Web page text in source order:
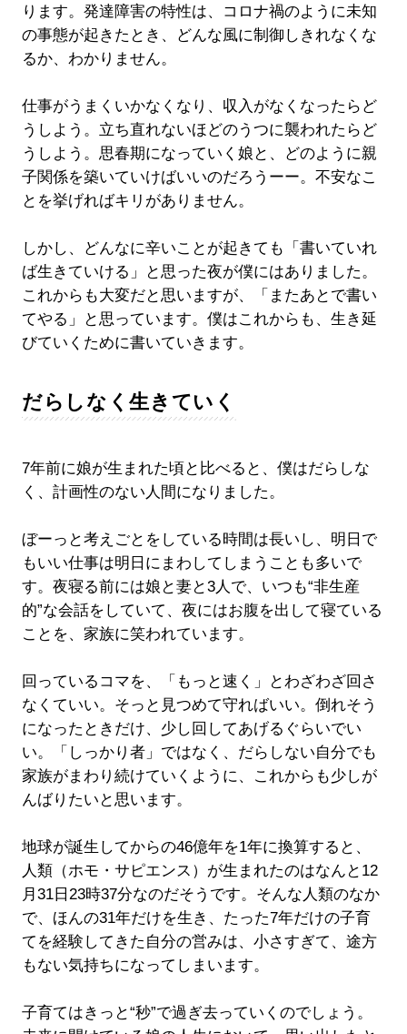
ります。発達障害の特性は、コロナ禍のように未知
の事態が起きたとき、どんな風に制御しきれなくな
るか、わかりません。
仕事がうまくいかなくなり、収入がなくなったらど
うしよう。立ち直れないほどのうつに襲われたらど
うしよう。思春期になっていく娘と、どのように親
子関係を築いていけばいいのだろうーー。不安なこ
とを挙げればキリがありません。
しかし、どんなに辛いことが起きても「書いていれ
ば生きていける」と思った夜が僕にはありました。
これからも大変だと思いますが、「またあとで書い
てやる」と思っています。僕はこれからも、生き延
びていくために書いていきます。
だらしなく生きていく
7年前に娘が生まれた頃と比べると、僕はだらしな
く、計画性のない人間になりました。
ぼーっと考えごとをしている時間は長いし、明日で
もいい仕事は明日にまわしてしまうことも多いで
す。夜寝る前には娘と妻と3人で、いつも“非生産
的”な会話をしていて、夜にはお腹を出して寝ている
ことを、家族に笑われています。
回っているコマを、「もっと速く」とわざわざ回さ
なくていい。そっと見つめて守ればいい。倒れそう
になったときだけ、少し回してあげるぐらいでい
い。「しっかり者」ではなく、だらしない自分でも
家族がまわり続けていくように、これからも少しが
んばりたいと思います。
地球が誕生してからの46億年を1年に換算すると、
人類（ホモ・サピエンス）が生まれたのはなんと12
月31日23時37分なのだそうです。そんな人類のなか
で、ほんの31年だけを生き、たった7年だけの子育
てを経験してきた自分の営みは、小さすぎて、途方
もない気持ちになってしまいます。
子育てはきっと“秒”で過ぎ去っていくのでしょう。